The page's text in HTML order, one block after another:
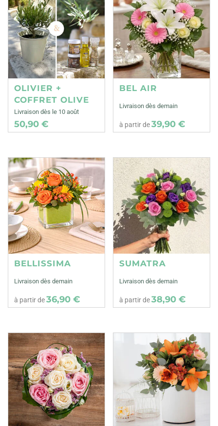
OLIVIER +
COFFRET OLIVE
Livraison dès le 10 août
50,90 €
BEL AIR
Livraison dès demain
à partir de39,90 €
BELLISSIMA
Livraison dès demain
à partir de36,90 €
SUMATRA
Livraison dès demain
à partir de38,90 €